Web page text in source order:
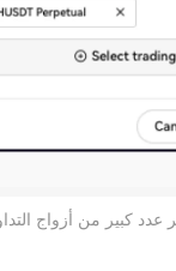
عدد كبير من أزواج